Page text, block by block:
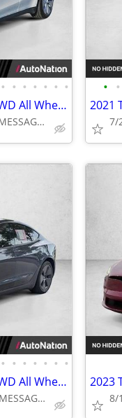
• • • • • • •
2021 Tesla Model Y Long Range AWD All Wheel Drive SUV Electric AUTONATION
Call (866) 360-2521 or MESSAGE/CHAT to confirm availability
• •
7/
• • • • • • •
2022 Tesla Model 3 Long Range AWD All Wheel Drive Electric AUTONATION
Call (877) 360-3323 or MESSAGE/CHAT to confirm availability 8/1